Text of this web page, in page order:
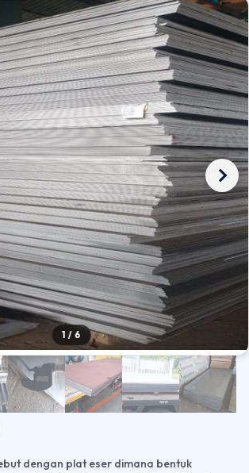
1 / 6
dengan plat eser dimana bentuk